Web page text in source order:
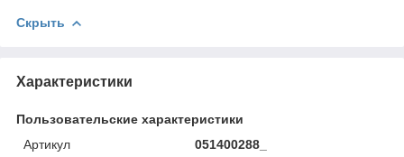
Скрыть
Характеристики
Пользовательские характеристики
Артикул
051400288_